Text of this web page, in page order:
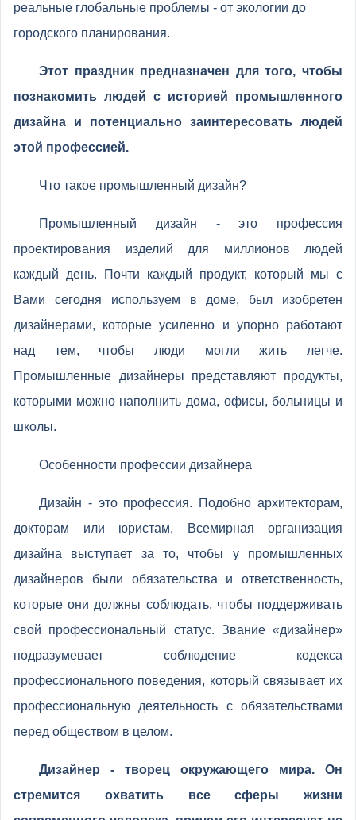
реальные глобальные проблемы - от экологии до
городского планирования.
Этот праздник предназначен для того, чтобы
познакомить людей с историей промышленного
дизайна и потенциально заинтересовать людей
этой профессией.
Что такое промышленный дизайн?
Промышленный дизайн - это профессия
проектирования изделий для миллионов людей
каждый день. Почти каждый продукт, который мы с
Вами сегодня используем в доме, был изобретен
дизайнерами, которые усиленно и упорно работают
над тем, чтобы люди могли жить легче.
Промышленные дизайнеры представляют продукты,
которыми можно наполнить дома, офисы, больницы и
школы.
Особенности профессии дизайнера
Дизайн - это профессия. Подобно архитекторам,
докторам или юристам, Всемирная организация
дизайна выступает за то, чтобы у промышленных
дизайнеров были обязательства и ответственность,
которые они должны соблюдать, чтобы поддерживать
свой профессиональный статус. Звание «дизайнер»
подразумевает соблюдение кодекса
профессионального поведения, который связывает их
профессиональную деятельность с обязательствами
перед обществом в целом.
Дизайнер - творец окружающего мира. Он
стремится охватить все сферы жизни